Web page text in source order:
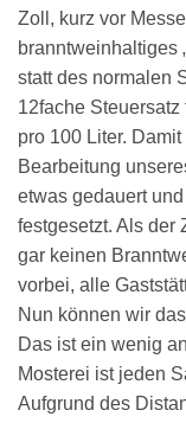
Zoll, kurz vor
branntweinhaltiges
statt des normalen
12fache
pro 100 Liter.
Bearbeitung
etwas gedauert
festgesetzt. Als der
gar keinen
vorbei, alle
Nun können wir
Das ist ein wenig
Mosterei ist jeden
Aufgrund des